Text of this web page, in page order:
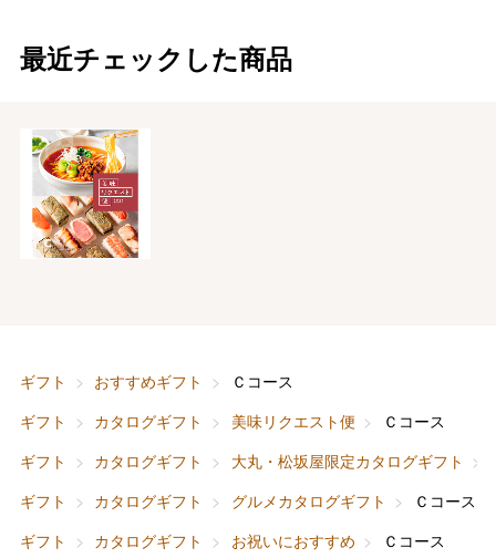
最近チェックした商品
ギフト おすすめギフト
Ｃコース
ギフト
カタログギフト 美味リクエスト便
Ｃコース
ギフト
カタログギフト 大丸・松坂屋限定カタログギフト
ギフト
カタログギフト グルメカタログギフト
Ｃコース
ギフト
カタログギフト お祝いにおすすめ
Ｃコース